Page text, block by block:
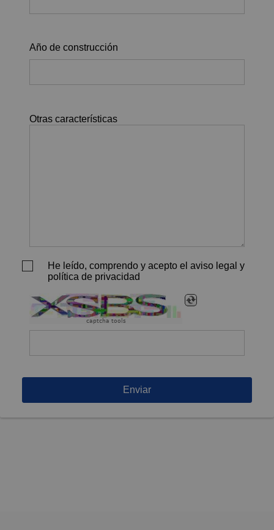
Año de construcción
Otras características
He leído, comprendo y acepto el aviso legal y
política de privacidad
captcha tools
Enviar